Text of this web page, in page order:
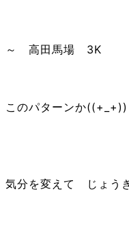
～ 高田馬場 3K
このパターンか((+_+))
気分を変えて じょう